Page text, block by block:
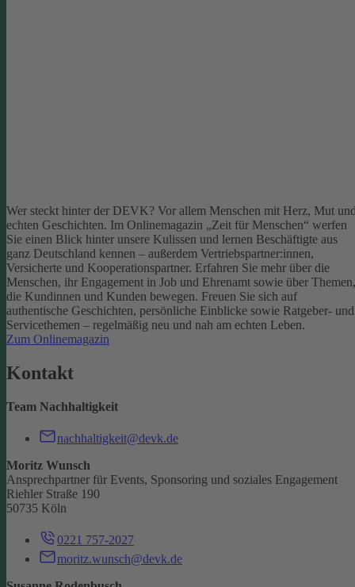
Wer steckt hinter der DEVK? Vor allem Menschen mit Herz, Mut
echten Geschichten. Im Onlinemagazin „Zeit für Menschen“ werfen
Sie einen Blick hinter unsere Kulissen und lernen Beschäftigte aus
ganz Deutschland kennen – außerdem Vertriebspartner:innen,
Versicherte und Kooperationspartner. Erfahren Sie mehr über die
Menschen, ihr Engagement in Job und Ehrenamt sowie über Themen,
die Kundinnen und Kunden bewegen. Freuen Sie sich auf
authentische Geschichten, persönliche Einblicke sowie Ratgeber- und
Servicethemen – regelmäßig neu und nah am echten Leben.
Zum Onlinemagazin
Kontakt
Team Nachhaltigkeit
nachhaltigkeit@devk.de
Moritz Wunsch
Ansprechpartner für Events, Sponsoring und soziales Engagement
Riehler Straße 190
50735 Köln
0221 757-2027
moritz.wunsch@devk.de